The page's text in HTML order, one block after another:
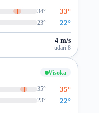
34° 33°
23° 22°
4 m/s
udari 8
Visoka
35° 35°
23° 22°